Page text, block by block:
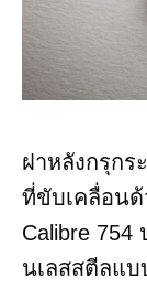
ฝาหลังกรุกร
ที่ขับเคลื่อนด้
Calibre 754
นเลสสตีลแบ